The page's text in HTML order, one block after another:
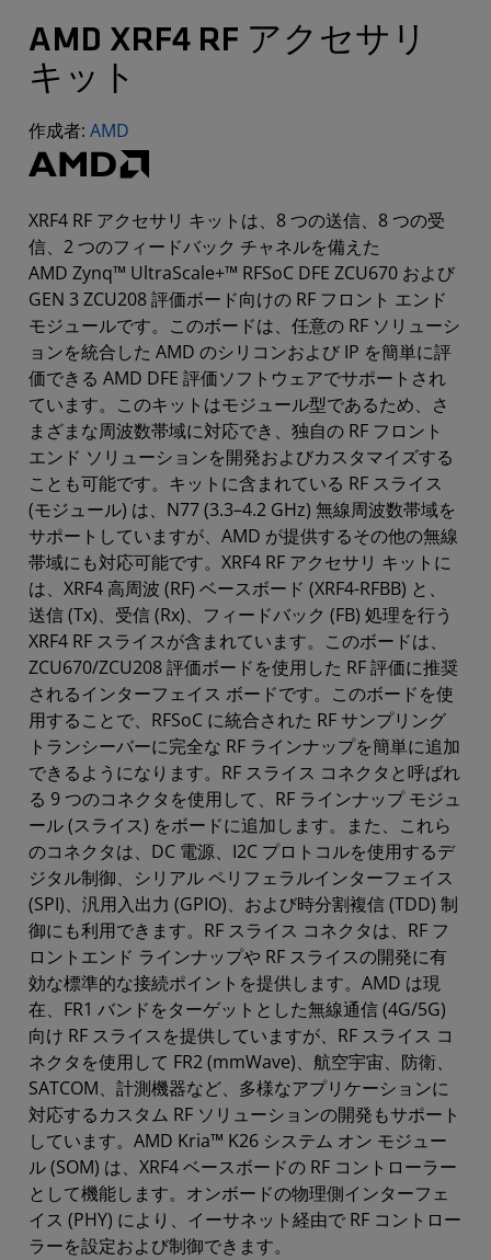
AMD XRF4 RF アクセサリ
キット
作成者: AMD
XRF4 RF アクセサリ キットは、8 つの送信、8 つの受
信、2 つのフィードバック チャネルを備えた
AMD Zynq™ UltraScale+™ RFSoC DFE ZCU670 および
GEN 3 ZCU208 評価ボード向けの RF フロント エンド
モジュールです。このボードは、任意の RF ソリューシ
ョンを統合した AMD のシリコンおよび IP を簡単に評
価できる AMD DFE 評価ソフトウェアでサポートされ
ています。このキットはモジュール型であるため、さ
まざまな周波数帯域に対応でき、独自の RF フロント
エンド ソリューションを開発およびカスタマイズする
ことも可能です。キットに含まれている RF スライス
(モジュール) は、N77 (3.3–4.2 GHz) 無線周波数帯域を
サポートしていますが、AMD が提供するその他の無線
帯域にも対応可能です。XRF4 RF アクセサリ キットに
は、XRF4 高周波 (RF) ベースボード (XRF4-RFBB) と、
送信 (Tx)、受信 (Rx)、フィードバック (FB) 処理を行う
XRF4 RF スライスが含まれています。このボードは、
ZCU670/ZCU208 評価ボードを使用した RF 評価に推奨
されるインターフェイス ボードです。このボードを使
用することで、RFSoC に統合された RF サンプリング
トランシーバーに完全な RF ラインナップを簡単に追加
できるようになります。RF スライス コネクタと呼ばれ
る 9 つのコネクタを使用して、RF ラインナップ モジュ
ール (スライス) をボードに追加します。また、これら
のコネクタは、DC 電源、I2C プロトコルを使用するデ
ジタル制御、シリアル ペリフェラルインターフェイス
(SPI)、汎用入出力 (GPIO)、および時分割複信 (TDD) 制
御にも利用できます。RF スライス コネクタは、RF フ
ロントエンド ラインナップや RF スライスの開発に有
効な標準的な接続ポイントを提供します。AMD は現
在、FR1 バンドをターゲットとした無線通信 (4G/5G)
向け RF スライスを提供していますが、RF スライス コ
ネクタを使用して FR2 (mmWave)、航空宇宙、防衛、
SATCOM、計測機器など、多様なアプリケーションに
対応するカスタム RF ソリューションの開発もサポート
しています。AMD Kria™ K26 システム オン モジュー
ル (SOM) は、XRF4 ベースボードの RF コントローラー
として機能します。オンボードの物理側インターフェ
イス (PHY) により、イーサネット経由で RF コントロー
ラーを設定および制御できます。